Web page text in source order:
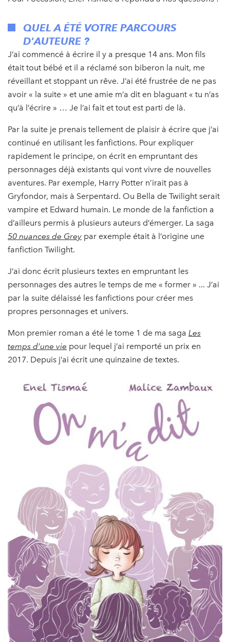
QUEL A ÉTÉ VOTRE PARCOURS
D'AUTEURE ?
J’ai commencé à écrire il y a presque 14 ans. Mon fils
était tout bébé et il a réclamé son biberon la nuit, me
réveillant et stoppant un rêve. J’ai été frustrée de ne pas
avoir « la suite » et une amie m’a dit en blaguant « tu n’as
qu’à l’écrire » … Je l’ai fait et tout est parti de là.
Par la suite je prenais tellement de plaisir à écrire que j’ai
continué en utilisant les fanfictions. Pour expliquer
rapidement le principe, on écrit en empruntant des
personnages déjà existants qui vont vivre de nouvelles
aventures. Par exemple, Harry Potter n’irait pas à
Gryfondor, mais à Serpentard. Ou Bella de Twilight serait
vampire et Edward humain. Le monde de la fanfiction a
d’ailleurs permis à plusieurs auteurs d’émerger. La saga
50 nuances de Grey par exemple était à l’origine une
fanfiction Twilight.
J’ai donc écrit plusieurs textes en empruntant les
personnages des autres le temps de me « former » ... J’ai
par la suite délaissé les fanfictions pour créer mes
propres personnages et univers.
Mon premier roman a été le tome 1 de ma saga Les
temps d’une vie pour lequel j’ai remporté un prix en
2017. Depuis j’ai écrit une quinzaine de textes.